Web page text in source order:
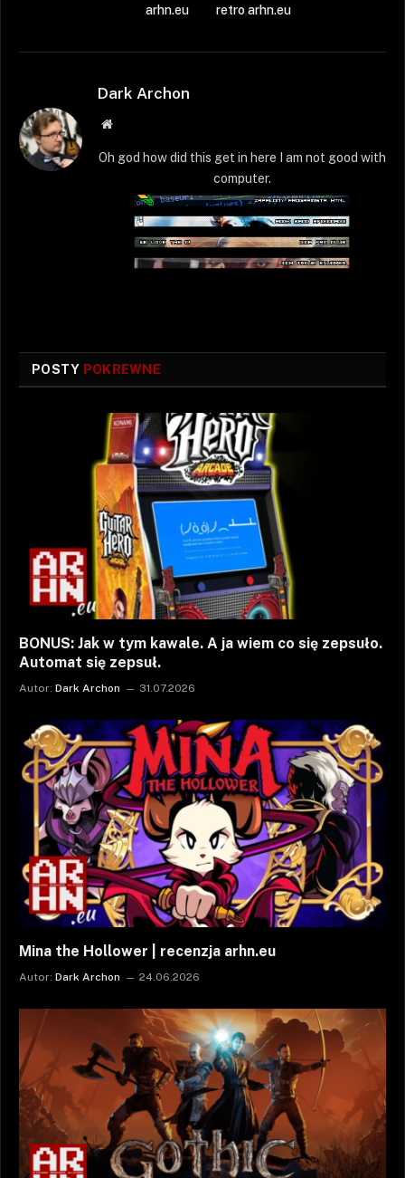
arhn.eu
retro arhn.eu
Dark Archon
Strona
Oh god how did this get in here I am not good with
computer.
POSTY POKREWNE
BONUS: Jak w tym kawale. A ja wiem co się zepsuło.
Automat się zepsuł.
Autor: Dark Archon 31.07.2026
Mina the Hollower | recenzja arhn.eu
Autor: Dark Archon 24.06.2026